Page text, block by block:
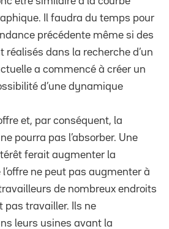
Il faudra du temps pour
précédente même si des
réalisés dans la recherche d’un
a commencé à créer un
d’une dynamique
et, par conséquent, la
pourra pas l’absorber. Une
ferait augmenter la
ne peut pas augmenter à
de nombreux endroits
pas travailler. Ils ne
leurs usines avant la